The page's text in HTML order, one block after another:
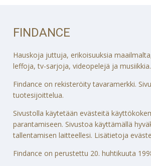
FINDANCE
Hauskoja juttuja, erikoisuuksia
leffoja, tv-sarjoja, videopelejä ja musiikkia.
Findance on rekisteröity tavaramerkki.
tuotesijoittelua.
Sivustolla käytetään evästeitä
parantamiseen. Sivustoa käyttämällä
tallentamisen laitteellesi. Lisätietoja
Findance on perustettu 20. huhtikuuta